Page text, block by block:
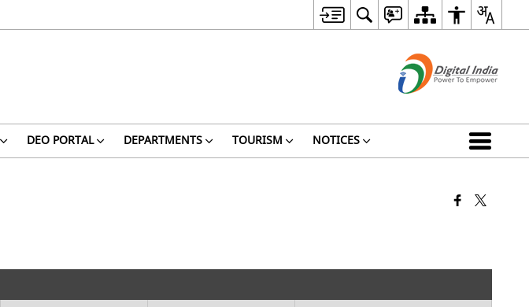
DEO PORTAL DEPARTMENTS TOURISM NOTICES